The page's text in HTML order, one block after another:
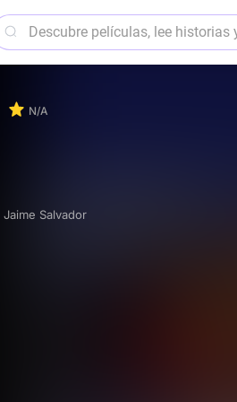
N/A
Jaime Salvador